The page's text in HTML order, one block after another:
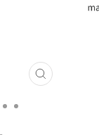
SCHLIESSEN (